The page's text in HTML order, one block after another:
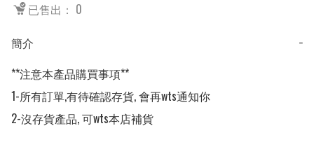
已售出： 0
簡介
−
**注意本產品購買事項**
1-所有訂單,有待確認存貨, 會再wts通知你
2-沒存貨產品, 可wts本店補貨